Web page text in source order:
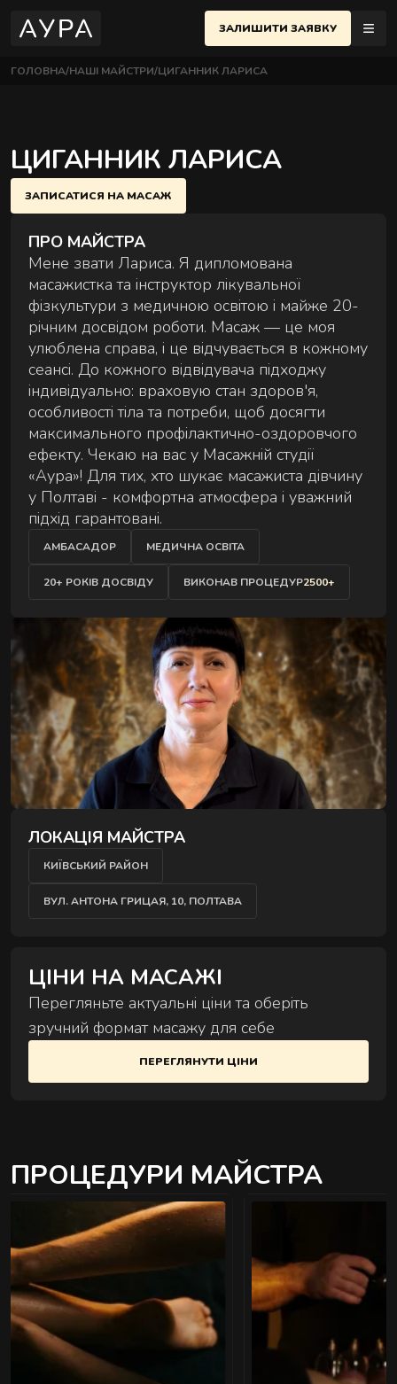
ЗАЛИШИТИ ЗАЯВКУ
ГОЛОВНА НАШІ МАЙСТРИ ЦИГАННИК ЛАРИСА
ЦИГАННИК ЛАРИСА
ЗАПИСАТИСЯ НА МАСАЖ
ПРО МАЙСТРА
Мене звати Лариса. Я дипломована
масажистка та інструктор лікувальної
фізкультури з медичною освітою і майже 20-
річним досвідом роботи. Масаж — це моя
улюблена справа, і це відчувається в кожному
сеансі. До кожного відвідувача підходжу
індивідуально: враховую стан здоров'я,
особливості тіла та потреби, щоб досягти
максимального профілактично-оздоровчого
ефекту. Чекаю на вас у Масажній студії
«Аура»! Для тих, хто шукає масажиста дівчину
у Полтаві - комфортна атмосфера і уважний
підхід гарантовані.
АМБАСАДОР МЕДИЧНА ОСВІТА
20+ РОКІВ ДОСВІДУ ВИКОНАВ ПРОЦЕДУР2500+
ЛОКАЦІЯ МАЙСТРА
КИЇВСЬКИЙ РАЙОН
ВУЛ. АНТОНА ГРИЦАЯ, 10, ПОЛТАВА
ЦІНИ НА МАСАЖІ
Перегляньте актуальні ціни та оберіть
зручний формат масажу для себе
ПЕРЕГЛЯНУТИ ЦІНИ
ПРОЦЕДУРИ МАЙСТРА
ПОЛТАВА
РАЙОН
Коновальця, 32Б, Київ
РАЙОН
1, Київ
ШКОЛА
МАСАЖІ
ОСНОВНІ МАСАЖІ
Найпопулярніші техніки для розслаблення й
відновлення тіла.
ПАРНІ МАСАЖІ
Сеанс для двох — поруч, синхронно й у комфорті
на вибір.
ЕКСКЛЮЗИВНІ МАСАЖІ
Особливі техніки та формати для глибшого
відновлення.
РИТУАЛИ ВІДНОВЛЕННЯ
Комплексні процедури для глибокого
відновлення тіла та внутрішнього балансу.
РИТУАЛИ КОРЕКЦІЇ ФІГУРИ
Комплексні процедури де масаж і обгортання
працюють разом.
РИТУАЛИ ДЛЯ ОБЛИЧЧЯ
Ручні техніки, що знімають набряки,
розслаблюють затиснуті м'язи й повертають
обличчю чіткий контур - без ін'єкцій і препаратів.